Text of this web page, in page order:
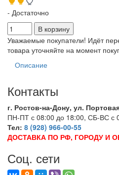
- Достаточно
Уважаемые покупатели! Идёт
товара уточняйте на момент
Описание
Контакты
г. Ростов-на-Дону, ул.
ПН-ПТ с 08:00 до 18:00, СБ-ВС с
Тел: 8 (928) 966-00-55
ДОСТАВКА ПО РФ, ГОРОДУ И
Соц. сети